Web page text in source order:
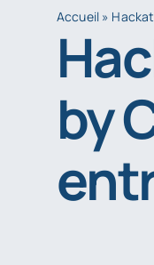
Accueil »
by